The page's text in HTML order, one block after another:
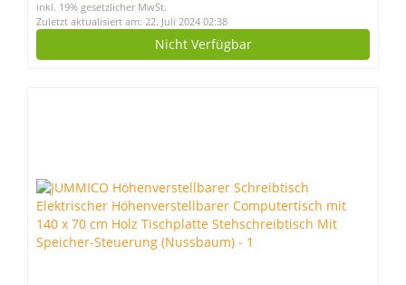
inkl. 19% gesetzlicher MwSt.
Zuletzt aktualisiert am: 22. Juli 2024 02:38
Nicht Verfügbar